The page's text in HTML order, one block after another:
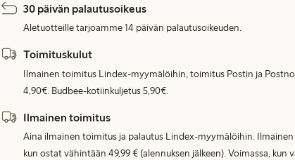
30 päivän palautusoikeus
Aletuotteille tarjoamme 14 päivän palautusoikeuden.
Toimituskulut
Ilmainen toimitus Lindex-myymälöihin, toimitus Postin ja
4,90€. Budbee-kotiinkuljetus 5,90€.
Ilmainen toimitus
Aina ilmainen toimitus ja palautus Lindex-myymälöihin.
kun ostat vähintään 49,99 € (alennuksen jälkeen). Voimassa,